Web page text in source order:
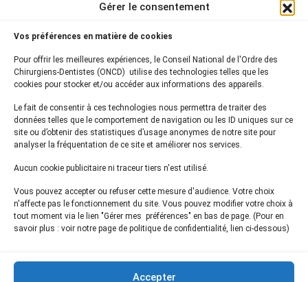
Gérer le consentement
Vos préférences en matière de cookies
Pour offrir les meilleures expériences, le Conseil National de l'Ordre des
Chirurgiens-Dentistes (ONCD) utilise des technologies telles que les
cookies pour stocker et/ou accéder aux informations des appareils.
Le fait de consentir à ces technologies nous permettra de traiter des
données telles que le comportement de navigation ou les ID uniques sur ce
site ou d’obtenir des statistiques d’usage anonymes de notre site pour
analyser la fréquentation de ce site et améliorer nos services.
Aucun cookie publicitaire ni traceur tiers n'est utilisé.
Vous pouvez accepter ou refuser cette mesure d'audience. Votre choix
n'affecte pas le fonctionnement du site. Vous pouvez modifier votre choix à
tout moment via le lien "Gérer mes préférences" en bas de page. (Pour en
savoir plus : voir notre page de politique de confidentialité, lien ci-dessous)
Accepter
75761 Paris Cedex 16
01 44 34 78 80
courrier@oncd.org
Actualités
Presse
Informations légales
Plan du site
Inscrivez-vous à notrenewsletter